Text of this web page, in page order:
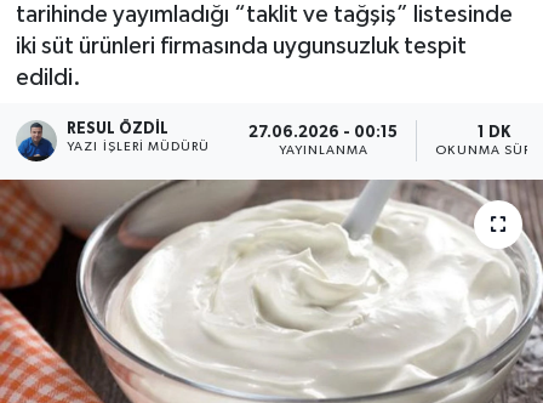
tarihinde yayımladığı “taklit ve tağşiş” listesinde
iki süt ürünleri firmasında uygunsuzluk tespit
edildi.
RESUL ÖZDIL
YAZI İŞLERI MÜDÜRÜ
27.06.2026 - 00:15
YAYINLANMA
1 DK
OKUNMA